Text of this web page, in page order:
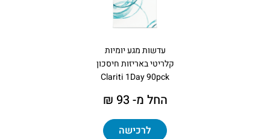
עדשות מגע יומיות
קלריטי באריזות חיסכון
Clariti 1Day 90pck
החל מ- 93 ₪
לרכישה